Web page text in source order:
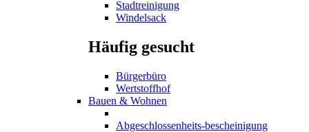
Stadtreinigung
Windelsack
Häufig gesucht
Bürgerbüro
Wertstoffhof
Bauen & Wohnen
Abgeschlossenheits-bescheinigung